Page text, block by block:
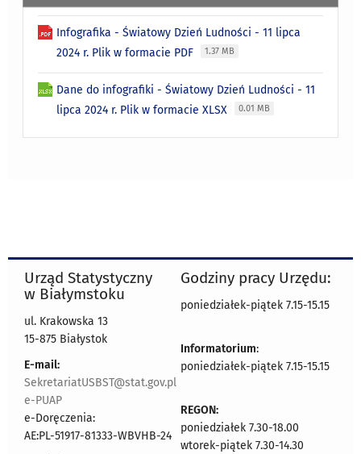
Infografika - Światowy Dzień Ludności - 11 lipca
2024 r. Plik w formacie PDF
1.37 MB
Dane do infografiki - Światowy Dzień Ludności - 11
lipca 2024 r. Plik w formacie XLSX
0.01 MB
Urząd Statystyczny
w Białymstoku
ul. Krakowska 13
15-875 Białystok
E-mail:
SekretariatUSBST@stat.gov.pl
e-PUAP
e-Doręczenia:
AE:PL-51917-81333-WBVHB-24
Godziny pracy Urzędu:
poniedziałek-piątek 7.15-15.15
Informatorium:
poniedziałek-piątek 7.15-15.15
REGON:
poniedziałek 7.30-18.00
wtorek-piątek 7.30-14.30